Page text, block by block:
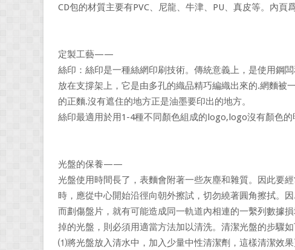
CD包的材質主要有PVC、尼龍、牛津、PU、真皮等。內頁
定製工藝——
絲印：絲印是一種絲網印刷技術。傳統意義上，是使用鋼
放在支撐架上，它是由多孔的織品精巧編織出來的.網麵被
的正麵.沒有遮住的地方正是油墨要印出的地方。
絲印最適用於用1-4種不同顏色組成的logo,logo沒有顏色的
光盤的保養——
光盤使用時間長了，表麵會附著一些灰塵和雜質。因此要
時，應從中心開始沿徑向朝外擦試，切勿繞著圓角擦拭。
而劃傷盤片，就有可能造成同一軌道內相連的一繫列數據
掉的光盤，則必須用適當方法加以清洗。清潔光盤的步驟如
⑴將光盤放入清水中，加入少量中性清潔劑，這樣清潔效